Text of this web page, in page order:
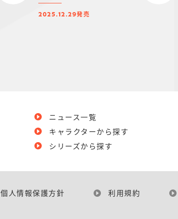
2025.12.29発売
ニュース一覧
キャラクターから探す
シリーズから探す
個人情報保護方針 利用規約